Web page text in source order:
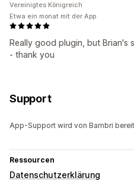
Really good plugin, but Brian's
- thank you
Vereinigtes Königreich
Etwa ein monat mit der App
Support
App-Support wird von Bambri
Ressourcen
Datenschutzerklärung